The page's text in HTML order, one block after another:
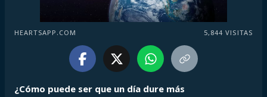
HEARTSAPP.COM 5,844 VISITAS
¿Cómo puede ser que un día dure más